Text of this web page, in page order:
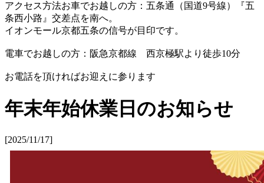
アクセス方法お車でお越しの方：五条通（国道9号線）『五
条西小路』交差点を南へ。
イオンモール京都五条の信号が目印です。
電車でお越しの方：阪急京都線 西京極駅より徒歩10分
お電話を頂ければお迎えに参ります
年末年始休業日のお知らせ
[2025/11/17]